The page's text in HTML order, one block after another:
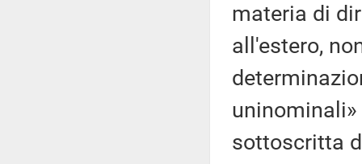
materia di
all'estero,
sottoscritta